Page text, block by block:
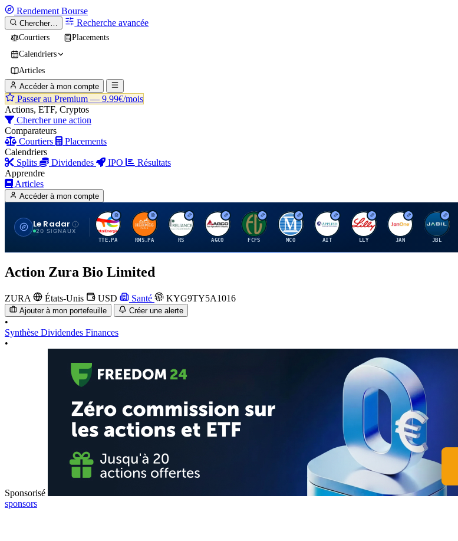
Rendement Bourse
Chercher… Recherche avancée
Courtiers
Placements
Calendriers
Articles
Accéder à mon compte
Passer au Premium — 9.99€/mois
Actions, ETF, Cryptos
Chercher une action
Comparateurs
Courtiers
Placements
Calendriers
Splits
Dividendes IPO
Résultats
Apprendre
Articles
Accéder à mon compte
Le Radar
20 SIGNAUX
T
TTE.PA
H
RMS.PA
R
RS
A
AGCO
F
FCFS
M
MCO
A
AIT
E
LLY
J
JAN
J
JBL
Action Zura Bio Limited
ZURA États-Unis USD Santé KYG9TY5A1016
Ajouter à mon portefeuille Créer une alerte
•
Synthèse Dividendes Finances
•
Sponsorisé
sponsors